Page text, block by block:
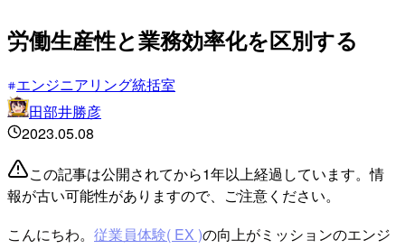
労働生産性と業務効率化を区別する
エンジニアリング統括室
田部井勝彦
2023.05.08
この記事は公開されてから1年以上経過しています。情
報が古い可能性がありますので、ご注意ください。
こんにちわ。 従業員体験( EX )の向上がミッションのエンジ